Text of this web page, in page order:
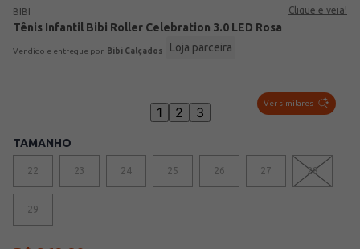
BIBI Clique e veja!
Tênis Infantil Bibi Roller Celebration 3.0 LED Rosa
Bibi Calçados Loja parceira
Ver similares
1 2 3
TAMANHO
22 23 24 25 26 27 28
29